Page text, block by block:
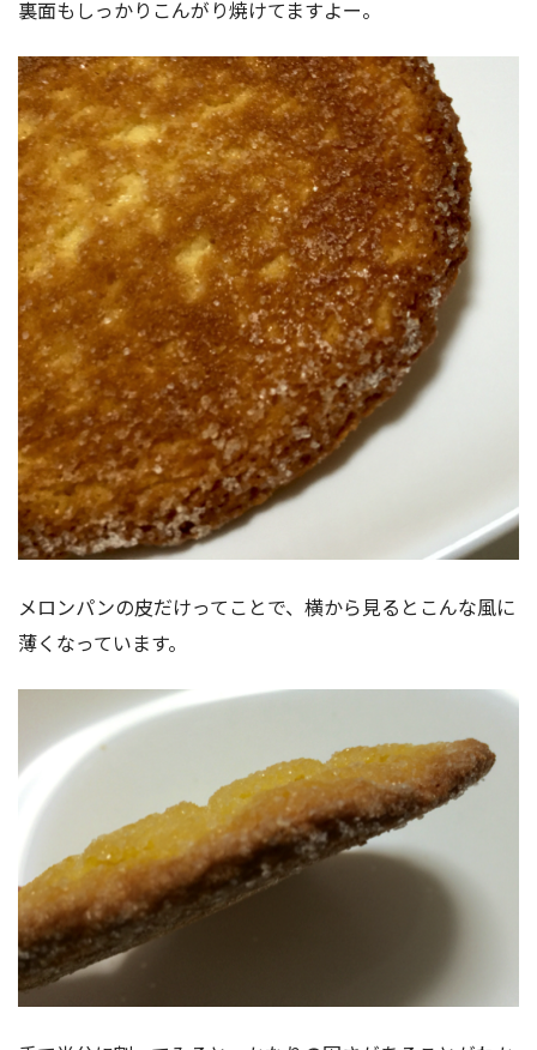
裏面もしっかりこんがり焼けてますよー。
メロンパンの皮だけってことで、横から見るとこんな風に
薄くなっています。